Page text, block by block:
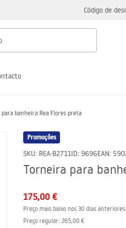
Código de
banheira Rea Flores preta
Promoções
SKU: REA-B2711ID: 9696EAN:
Torneira para
175,00 €
Preço mais baixo nos 30 dias
Preço regular: 265,00 €